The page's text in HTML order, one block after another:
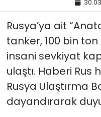
Rusya’ya ait
tanker, 100 bin
insani sevkiyat
ulaştı. Haberi Rus
Rusya Ulaştırma
dayandırarak
YEREL POLİTİKA
YEREL
Yurt